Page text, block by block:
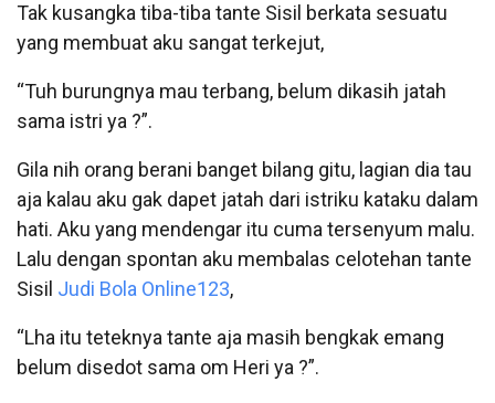
Tak kusangka tiba-tiba tante Sisil berkata sesuatu
yang membuat aku sangat terkejut,
“Tuh burungnya mau terbang, belum dikasih jatah
sama istri ya ?”.
Gila nih orang berani banget bilang gitu, lagian dia tau
aja kalau aku gak dapet jatah dari istriku kataku dalam
hati. Aku yang mendengar itu cuma tersenyum malu.
Lalu dengan spontan aku membalas celotehan tante
Sisil Judi Bola Online123,
“Lha itu teteknya tante aja masih bengkak emang
belum disedot sama om Heri ya ?”.